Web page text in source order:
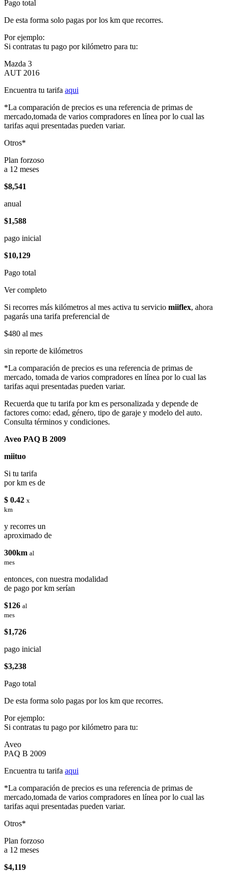
Pago total
De esta forma solo pagas por los km que recorres.
Por ejemplo:
Si contratas tu pago por kilómetro para tu:
Mazda 3
AUT 2016
Encuentra tu tarifa aqui
*La comparación de precios es una referencia de primas de
mercado,tomada de varios compradores en línea por lo cual las
tarifas aqui presentadas pueden variar.
Otros*
Plan forzoso
a 12 meses
$8,541
anual
$1,588
pago inicial
$10,129
Pago total
Ver completo
Si recorres más kilómetros al mes activa tu servicio miiflex, ahora
pagarás una tarifa preferencial de
$480 al mes
sin reporte de kilómetros
*La comparación de precios es una referencia de primas de
mercado, tomada de varios compradores en línea por lo cual las
tarifas aqui presentadas pueden variar.
Recuerda que tu tarifa por km es personalizada y depende de
factores como: edad, género, tipo de garaje y modelo del auto.
Consulta términos y condiciones.
Aveo PAQ B 2009
miituo
Si tu tarifa
por km es de
$ 0.42 x
km
y recorres un
aproximado de
300km al
mes
entonces, con nuestra modalidad
de pago por km serían
$126 al
mes
$1,726
pago inicial
$3,238
Pago total
De esta forma solo pagas por los km que recorres.
Por ejemplo:
Si contratas tu pago por kilómetro para tu:
Aveo
PAQ B 2009
Encuentra tu tarifa aqui
*La comparación de precios es una referencia de primas de
mercado,tomada de varios compradores en línea por lo cual las
tarifas aqui presentadas pueden variar.
Otros*
Plan forzoso
a 12 meses
$4,119